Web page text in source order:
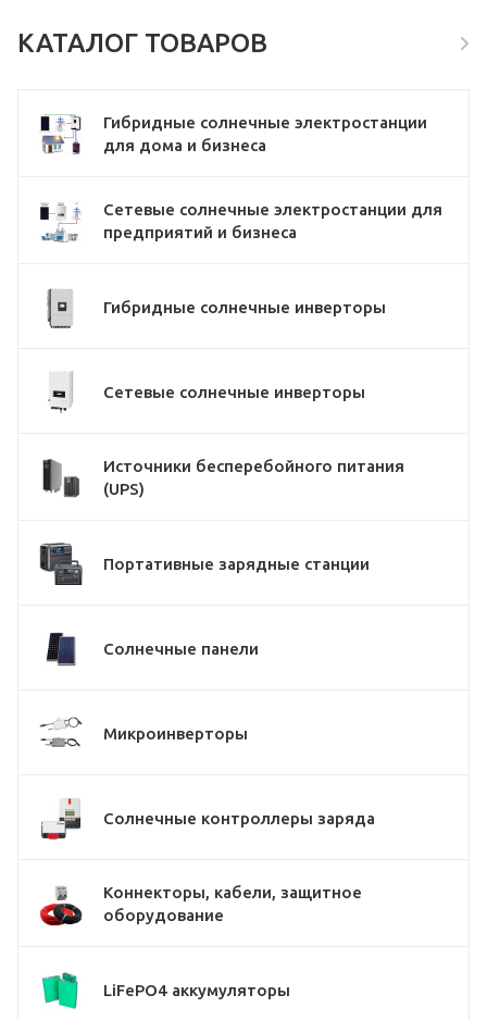
КАТАЛОГ ТОВАРОВ
Гибридные солнечные электростанции
для дома и бизнеса
Сетевые солнечные электростанции для
предприятий и бизнеса
Гибридные солнечные инверторы
Сетевые солнечные инверторы
Источники бесперебойного питания
(UPS)
Портативные зарядные станции
Солнечные панели
Микроинверторы
Солнечные контроллеры заряда
Коннекторы, кабели, защитное
оборудование
LiFePO4 аккумуляторы